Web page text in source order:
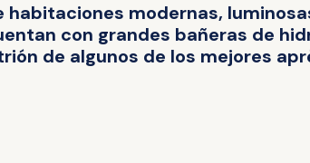
habitaciones modernas,
con grandes bañeras de
de algunos de los mejores